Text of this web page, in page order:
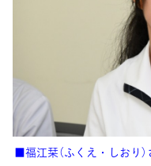
■福江栞（ふくえ・しおり）